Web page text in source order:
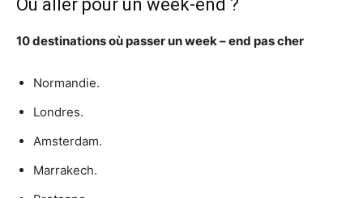
Où aller pour un week-end ?
10 destinationsoù passer un week–end pas cher
Normandie.
Londres.
Amsterdam.
Marrakech.